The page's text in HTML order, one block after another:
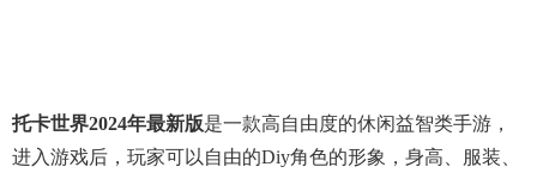
托卡世界2024年最新版是一款高自由度的休闲益智类手游，
进入游戏后，玩家可以自由的diy角色的形象，身高、服装、